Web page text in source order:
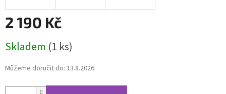
2 190 Kč
cena:
Skladem (1 ks)
Můžeme doručit do: 13.8.2026